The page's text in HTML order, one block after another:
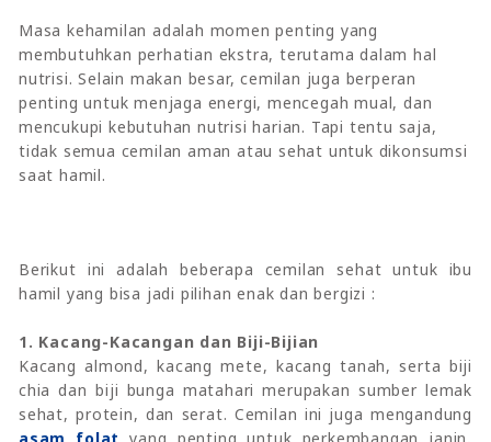
Masa kehamilan adalah momen penting yang
membutuhkan perhatian ekstra, terutama dalam hal
nutrisi. Selain makan besar, cemilan juga berperan
penting untuk menjaga energi, mencegah mual, dan
mencukupi kebutuhan nutrisi harian. Tapi tentu saja,
tidak semua cemilan aman atau sehat untuk dikonsumsi
saat hamil.
Berikut ini adalah beberapa cemilan sehat untuk ibu
hamil yang bisa jadi pilihan enak dan bergizi :
1. Kacang-Kacangan dan Biji-Bijian
Kacang almond, kacang mete, kacang tanah, serta biji
chia dan biji bunga matahari merupakan sumber lemak
sehat, protein, dan serat. Cemilan ini juga mengandung
asam folat yang penting untuk perkembangan janin,